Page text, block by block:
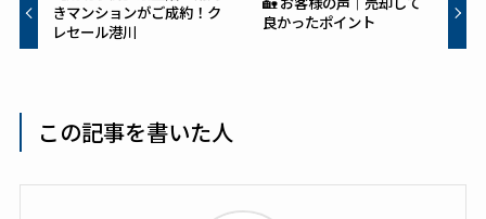
きマンションがご成約！ク
レセール港川
良かったポイント
この記事を書いた人